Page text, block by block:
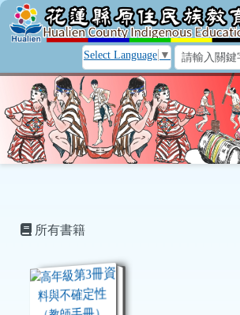
跳至主內容區
花蓮縣原住民族教育資
Select Language ▼
所有書籍
book:高年級第3冊資料